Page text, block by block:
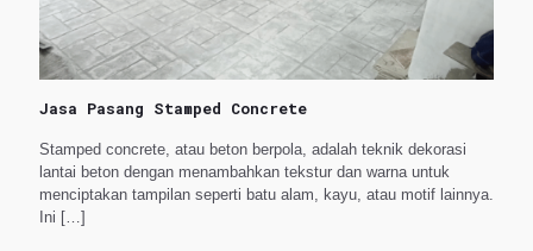
Jasa Pasang Stamped Concrete
Stamped concrete, atau beton berpola, adalah teknik dekorasi
lantai beton dengan menambahkan tekstur dan warna untuk
menciptakan tampilan seperti batu alam, kayu, atau motif lainnya.
Ini […]